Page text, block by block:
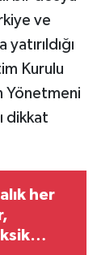
ve
Kurulu
Yönetmeni
dikkat
her